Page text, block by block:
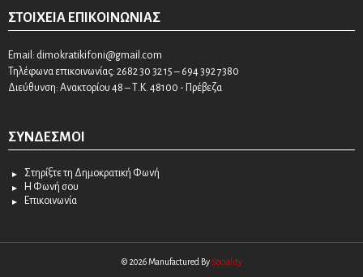
ΣΤΟΙΧΕΊΑ ΕΠΙΚΟΙΝΩΝΊΑΣ
Email: dimokratikifoni@gmail.com
Τηλέφωνα επικοινωνίας: 2682 30 32 15 – 694 392 7380
Διεύθυνση: Ανακτορίου 48 – Τ.Κ. 48100 - Πρέβεζα
ΣΎΝΔΕΣΜΟΙ
Στηρίξτε τη Δημοκρατική Φωνή
Η Φωνή σου
Επικοινωνία
© 2026 Manufactured By Sociality